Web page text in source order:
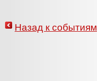
Назад к событиям